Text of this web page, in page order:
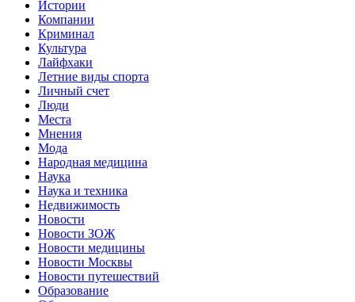
Истории
Компании
Криминал
Культура
Лайфхаки
Летние виды спорта
Личный счет
Люди
Места
Мнения
Мода
Народная медицина
Наука
Наука и техника
Недвижимость
Новости
Новости ЗОЖ
Новости медицины
Новости Москвы
Новости путешествий
Образование